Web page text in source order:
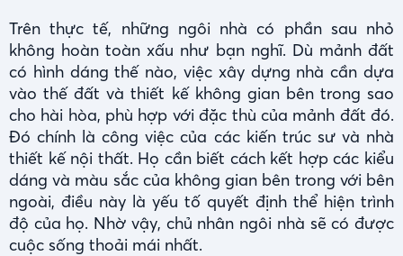
Trên thực tế, những ngôi nhà có phần sau nhỏ
không hoàn toàn xấu như bạn nghĩ. Dù mảnh đất
có hình dáng thế nào, việc xây dựng nhà cần dựa
vào thế đất và thiết kế không gian bên trong sao
cho hài hòa, phù hợp với đặc thù của mảnh đất đó.
Đó chính là công việc của các kiến trúc sư và nhà
thiết kế nội thất. Họ cần biết cách kết hợp các kiểu
dáng và màu sắc của không gian bên trong với bên
ngoài, điều này là yếu tố quyết định thể hiện trình
độ của họ. Nhờ vậy, chủ nhân ngôi nhà sẽ có được
cuộc sống thoải mái nhất.